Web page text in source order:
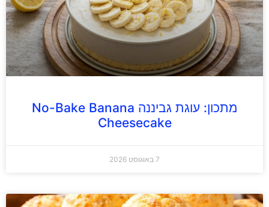
מתכון: עוגת גביננה No-Bake Banana
Cheesecake
7 באוגוסט 2026